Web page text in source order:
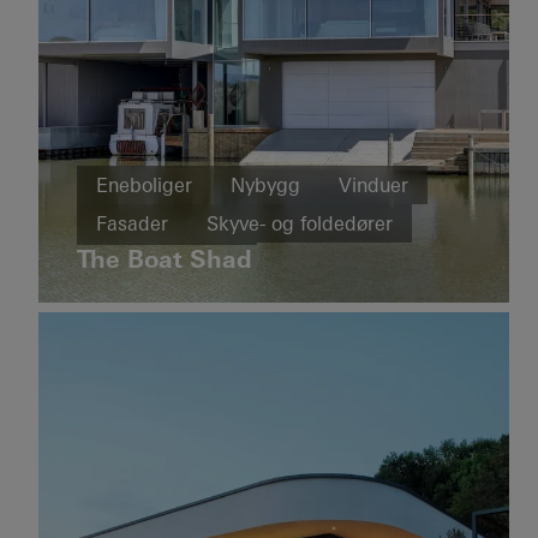
Eneboliger
Nybygg
Skyve- og
foldedører
Uruguay
Secreta
Eneboliger Nybygg
Vinduer
Fasader
Skyve- og foldedører
Australia
The Boat Shad